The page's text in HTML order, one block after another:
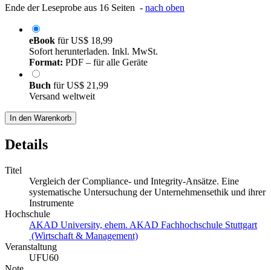
Ende der Leseprobe aus 16 Seiten - nach oben
eBook fürUS$ 18,99
Sofort herunterladen. Inkl. MwSt.
Format: PDF – für alle Geräte
Buch fürUS$ 21,99
Versand weltweit
In den Warenkorb
Details
Titel
Vergleich der Compliance- und Integrity-Ansätze. Eine
systematische Untersuchung der Unternehmensethik und ihrer
Instrumente
Hochschule
AKAD University, ehem. AKAD Fachhochschule Stuttgart
(Wirtschaft & Management)
Veranstaltung
UFU60